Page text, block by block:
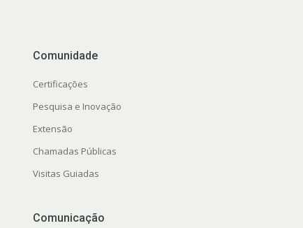
Comunidade
Certificações
Pesquisa e Inovação
Extensão
Chamadas Públicas
Visitas Guiadas
Comunicação